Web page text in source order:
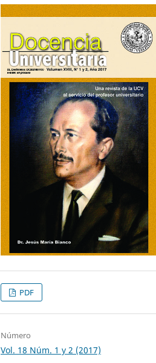
PDF
Número
Vol. 18 Núm. 1 y 2 (2017)